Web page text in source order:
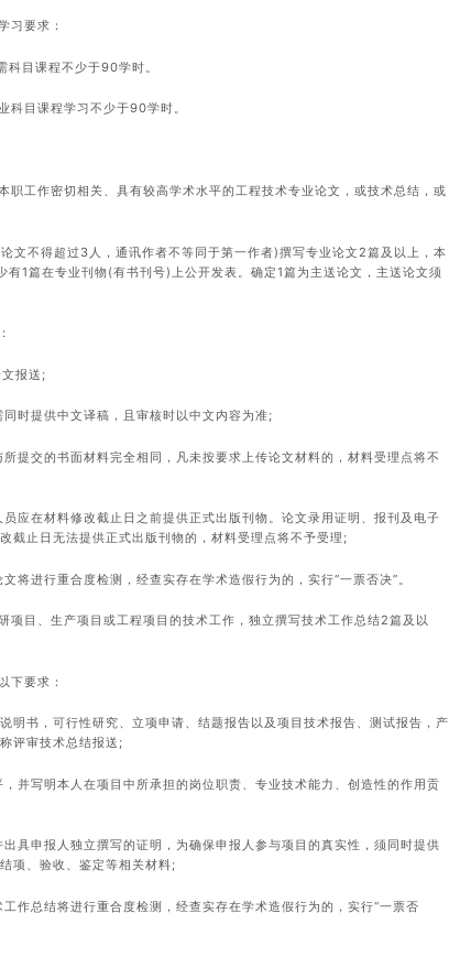
习要求：
科目课程不少于90学时。
科目课程学习不少于90学时。
职工作密切相关、具有较高学术水平的工程技术专业论文，或技术总结，或
文不得超过3人，通讯作者不等同于第一作者)撰写专业论文2篇及以上，本
1篇在专业刊物(有书刊号)上公开发表。确定1篇为主送论文，主送论文须
报送;
时提供中文译稿，且审核时以中文内容为准;
提交的书面材料完全相同，凡未按要求上传论文材料的，材料受理点将不
应在材料修改截止日之前提供正式出版刊物。论文录用证明、报刊及电子
截止日无法提供正式出版刊物的，材料受理点将不予受理;
将进行重合度检测，经查实存在学术造假行为的，实行“一票否决”。
项目、生产项目或工程项目的技术工作，独立撰写技术工作总结2篇及以
下要求：
明书，可行性研究、立项申请、结题报告以及项目技术报告、测试报告，产
评审技术总结报送;
并写明本人在项目中所承担的岗位职责、专业技术能力、创造性的作用贡
具申报人独立撰写的证明，为确保申报人参与项目的真实性，须同时提供
项、验收、鉴定等相关材料;
作总结将进行重合度检测，经查实存在学术造假行为的，实行“一票否